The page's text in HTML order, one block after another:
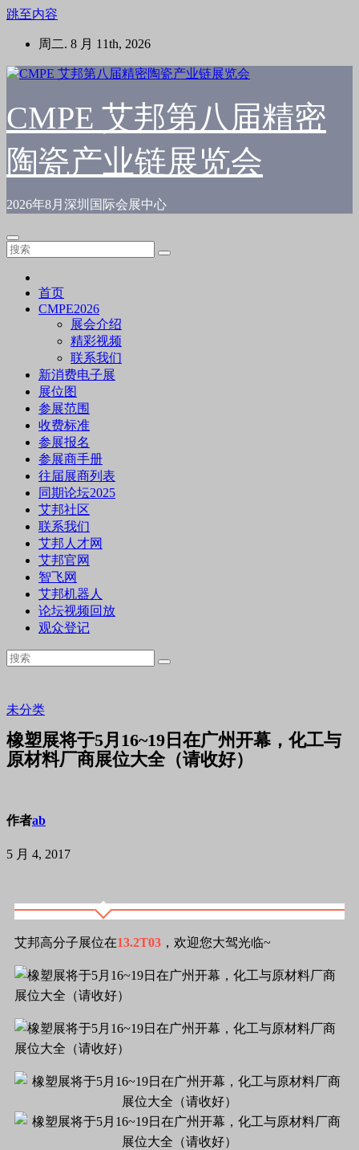
跳至内容
周二. 8 月 11th, 2026
CMPE 艾邦第八届精密
陶瓷产业链展览会
2026年8月深圳国际会展中心
首页
CMPE2026
展会介绍
精彩视频
联系我们
新消费电子展
展位图
参展范围
收费标准
参展报名
参展商手册
往届展商列表
同期论坛2025
艾邦社区
联系我们
艾邦人才网
艾邦官网
智飞网
艾邦机器人
论坛视频回放
观众登记
未分类
橡塑展将于5月16~19日在广州开幕，化工与
原材料厂商展位大全（请收好）
作者ab
5 月 4, 2017
艾邦高分子展位在13.2T03 ，欢迎您大驾光临~